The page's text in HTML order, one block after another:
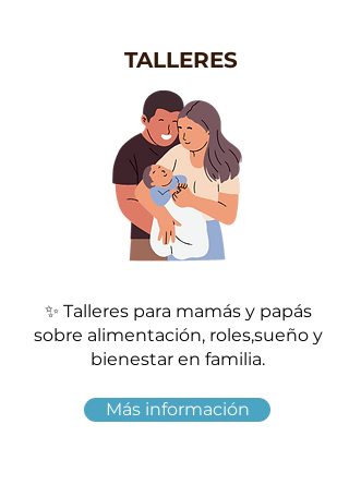
TALLERES
✨ Talleres para mamás y papás
sobre alimentación, roles,sueño y
bienestar en familia.
Más información